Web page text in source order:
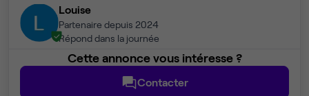
Louise
Partenaire depuis 2024
Répond dans la journée
Cette annonce vous intéresse ?
Contacter